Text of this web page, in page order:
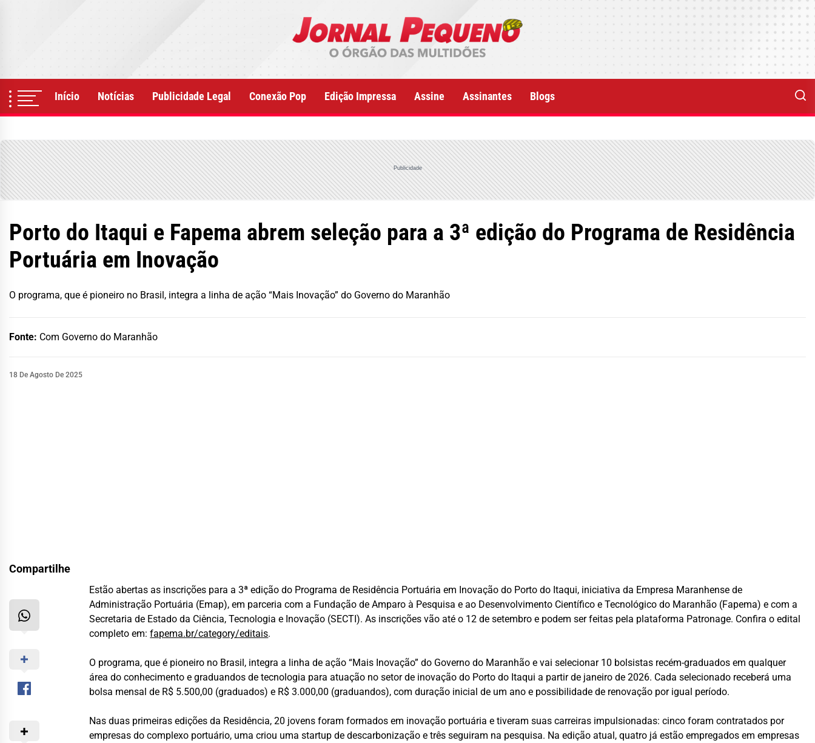
Início Notícias Publicidade Legal Conexão Pop Edição Impressa Assine Assinantes Blogs
Publicidade
Porto do Itaqui e Fapema abrem seleção para a 3ª edição do Programa de Residência
Portuária em Inovação
O programa, que é pioneiro no Brasil, integra a linha de ação “Mais Inovação” do Governo do Maranhão
Fonte: Com Governo do Maranhão
18 De Agosto De 2025
Compartilhe
Estão abertas as inscrições para a 3ª edição do Programa de Residência Portuária em Inovação do Porto do Itaqui, iniciativa da Empresa Maranhense de
Administração Portuária (Emap), em parceria com a Fundação de Amparo à Pesquisa e ao Desenvolvimento Científico e Tecnológico do Maranhão (Fapema) e com a
Secretaria de Estado da Ciência, Tecnologia e Inovação (SECTI). As inscrições vão até o 12 de setembro e podem ser feitas pela plataforma Patronage. Confira o edital
completo em:fapema.br/category/editais.
O programa, que é pioneiro no Brasil, integra a linha de ação “Mais Inovação” do Governo do Maranhão e vai selecionar 10 bolsistas recém-graduados em qualquer
área do conhecimento e graduandos de tecnologia para atuação no setor de inovação do Porto do Itaqui a partir de janeiro de 2026. Cada selecionado receberá uma
bolsa mensal de R$ 5.500,00 (graduados) e R$ 3.000,00 (graduandos), com duração inicial de um ano e possibilidade de renovação por igual período.
Nas duas primeiras edições da Residência, 20 jovens foram formados em inovação portuária e tiveram suas carreiras impulsionadas: cinco foram contratados por
empresas do complexo portuário, uma criou uma startup de descarbonização e três seguiram na pesquisa. Na edição atual, quatro já estão empregados em empresas